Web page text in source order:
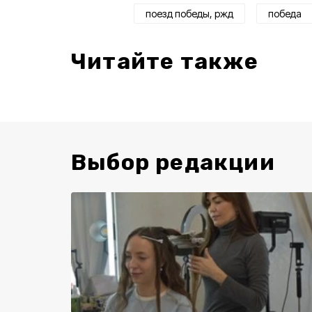
поезд победы, ржд победа
Читайте также
Выбор редакции